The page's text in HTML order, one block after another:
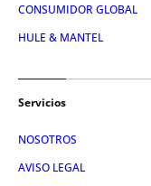
CONSUMIDOR GLOBAL
HULE & MANTEL
Servicios
NOSOTROS
AVISO LEGAL